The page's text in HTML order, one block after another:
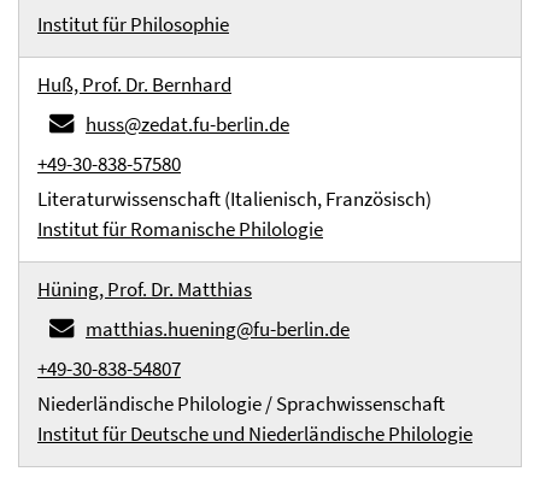
Institut für Philosophie
Huß, Prof. Dr. Bernhard
huss@zedat.fu-berlin.de
+49-30-838-57580
Literaturwissenschaft (Italienisch, Französisch)
Institut für Romanische Philologie
Hüning, Prof. Dr. Matthias
matthias.huening@fu-berlin.de
+49-30-838-54807
Niederländische Philologie / Sprachwissenschaft
Institut für Deutsche und Niederländische Philologie